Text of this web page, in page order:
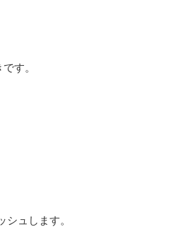
す。
ュします。